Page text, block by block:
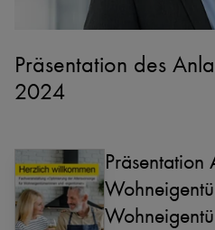
Präsentation des
2024
Präsentation